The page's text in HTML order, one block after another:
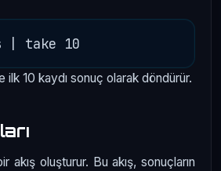
ilk 10 kaydı sonuç olarak döndürür.
akış oluşturur. Bu akış, sonuçların